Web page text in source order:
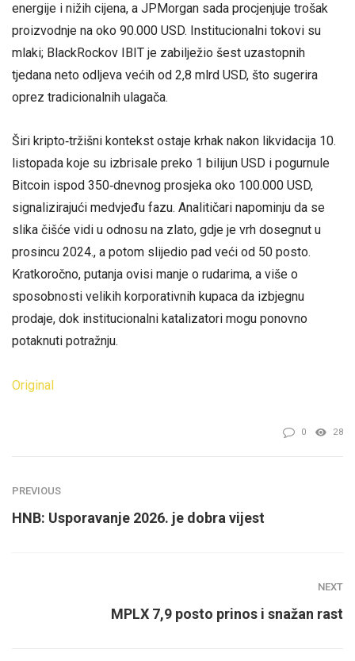
energije i nižih cijena, a JPMorgan sada procjenjuje trošak
proizvodnje na oko 90.000 USD. Institucionalni tokovi su
mlaki; BlackRockov IBIT je zabilježio šest uzastopnih
tjedana neto odljeva većih od 2,8 mlrd USD, što sugerira
oprez tradicionalnih ulagača.
Širi kripto‑tržišni kontekst ostaje krhak nakon likvidacija 10.
listopada koje su izbrisale preko 1 bilijun USD i pogurnule
Bitcoin ispod 350‑dnevnog prosjeka oko 100.000 USD,
signalizirajući medvjeđu fazu. Analitičari napominju da se
slika čišće vidi u odnosu na zlato, gdje je vrh dosegnut u
prosincu 2024., a potom slijedio pad veći od 50 posto.
Kratkoročno, putanja ovisi manje o rudarima, a više o
sposobnosti velikih korporativnih kupaca da izbjegnu
prodaje, dok institucionalni katalizatori mogu ponovno
potaknuti potražnju.
Original
0 28
PREVIOUS
HNB: Usporavanje 2026. je dobra vijest
NEXT
MPLX 7,9 posto prinos i snažan rast